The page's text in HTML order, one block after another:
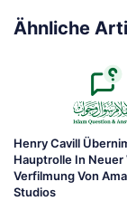
Ähnliche
Henry Cavill
Hauptrolle In Neuer
Verfilmung Von
Studios